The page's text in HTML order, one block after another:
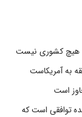
هیچ کشوری نیست
به آمریکاست
است
توافقی است که